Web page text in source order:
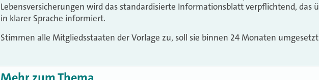
Lebensversicherungen wird das standardisierte Informationsblatt verpflichtend, das
in klarer Sprache informiert.
Stimmen alle Mitgliedsstaaten der Vorlage zu, soll sie binnen 24 Monaten